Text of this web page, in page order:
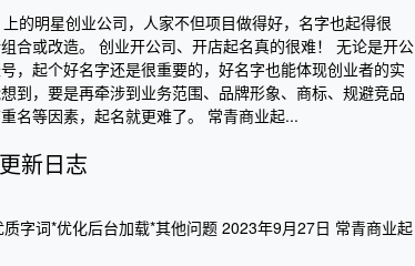
的明星创业公司，人家不但项目做得好，名字也起得很
合或改造。 创业开公司、开店起名真的很难！ 无论是开公
，起个好名字还是很重要的，好名字也能体现创业者的实
到，要是再牵涉到业务范围、品牌形象、商标、规避竞品
名等因素，起名就更难了。 常青商业起...
新日志
字词*优化后台加载*其他问题 2023年9月27日 常青商业起